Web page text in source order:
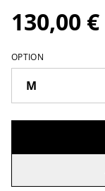
130,00 €
OPTION